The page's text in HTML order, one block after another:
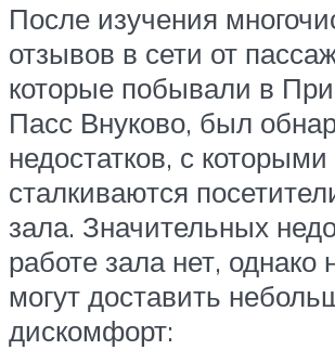
После изучения
отзывов в сети от
которые побывали в
Пасс Внуково, был
недостатков, с которыми
сталкиваются
зала. Значительных
работе зала нет, однако
могут доставить
дискомфорт: